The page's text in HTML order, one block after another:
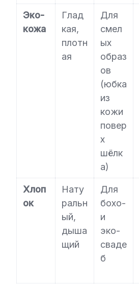
Эко-
кожа
Глад
кая,
плотн
ая
Для
смел
ых
образ
ов
(юбка
из
кожи
повер
х
шёлк
а)
Хлоп
ок
Нату
ральн
ый,
дыша
щий
Для
бохо-
и
эко-
сваде
б